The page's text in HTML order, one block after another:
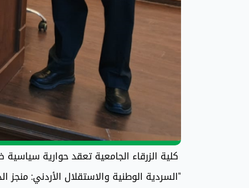
كلية الزرقاء الجامعية تعقد حوارية
"السردية الوطنية والاستقلال الأردني: منجز